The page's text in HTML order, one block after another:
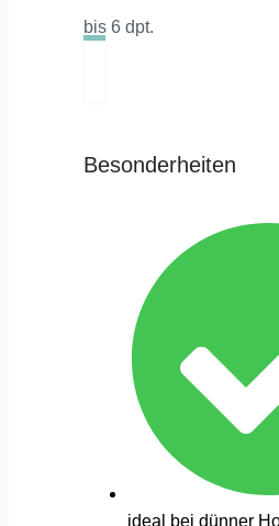
bis 6 dpt.
Besonderheiten
ideal bei dünner